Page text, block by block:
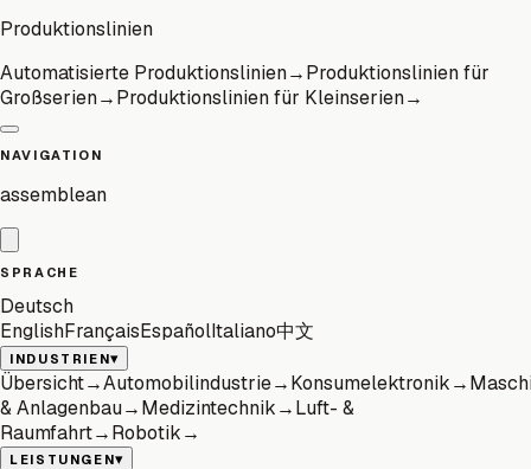
Produktionslinien
Automatisierte Produktionslinien→Produktionslinien für
Großserien→Produktionslinien für Kleinserien→
NAVIGATION
assemblean
SPRACHE
Deutsch
EnglishFrançaisEspañolItaliano中文
INDUSTRIEN▾
Übersicht→Automobilindustrie→Konsumelektronik→
& Anlagenbau→Medizintechnik→Luft- &
Raumfahrt→Robotik→
LEISTUNGEN▾